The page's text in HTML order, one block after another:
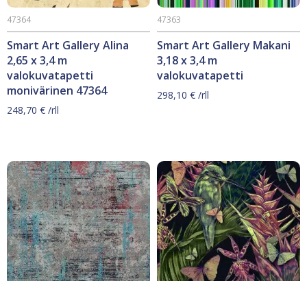
Smart Art Gallery Alina
2,65 x 3,4 m
valokuvatapetti
monivärinen 47364
47364
248,70 € /rll
Smart Art Gallery Makani
3,18 x 3,4 m
valokuvatapetti
47363
298,10 € /rll